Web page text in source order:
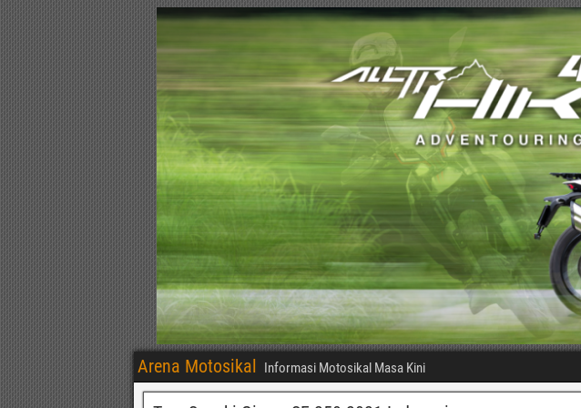
Arena Motosikal Informasi Motosikal Masa Kini